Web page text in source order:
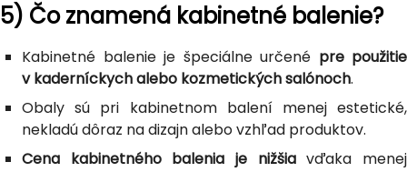
5) Čo znamená kabinetné balenie?
Kabinetné balenie je špeciálne určené pre použitie
v kaderníckych alebo kozmetických salónoch.
Obaly sú pri kabinetnom balení menej estetické,
nekladú dôraz na dizajn alebo vzhľad produktov.
Cena kabinetného balenia je nižšiavďaka menej